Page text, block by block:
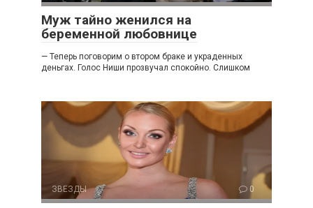
Муж тайно женился на
беременной любовнице
— Теперь поговорим о втором браке и украденных
деньгах. Голос Ниши прозвучал спокойно. Слишком
ЗВЕЗДЫ 0